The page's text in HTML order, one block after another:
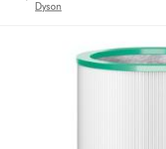
Dyson